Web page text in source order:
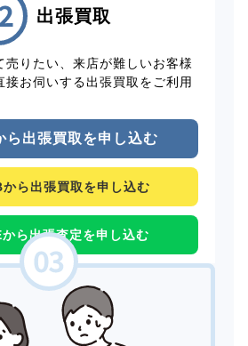
出張買取
売りたい、来店が難しいお客様
接お伺いする出張買取をご利用
ら出張買取を申し込む
から出張買取を申し込む
ら出張査定を申し込む